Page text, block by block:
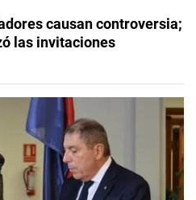
causan controversia;
las invitaciones